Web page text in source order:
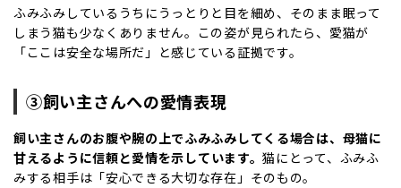
ふみふみしているうちにうっとりと目を細め、そのまま眠って
しまう猫も少なくありません。この姿が見られたら、愛猫が
「ここは安全な場所だ」と感じている証拠です。
③飼い主さんへの愛情表現
飼い主さんのお腹や腕の上でふみふみしてくる場合は、母猫に
甘えるように信頼と愛情を示しています。猫にとって、ふみふ
みする相手は「安心できる大切な存在」そのもの。